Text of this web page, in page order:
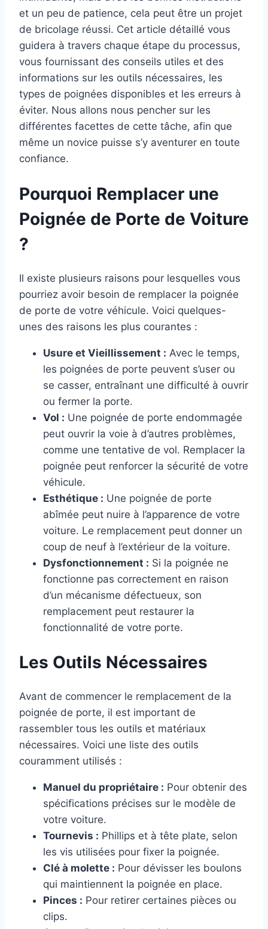
et un peu de patience, cela peut être un projet
de bricolage réussi. Cet article détaillé vous
guidera à travers chaque étape du processus,
vous fournissant des conseils utiles et des
informations sur les outils nécessaires, les
types de poignées disponibles et les erreurs à
éviter. Nous allons nous pencher sur les
différentes facettes de cette tâche, afin que
même un novice puisse s’y aventurer en toute
confiance.
Pourquoi Remplacer une
Poignée de Porte de Voiture
?
Il existe plusieurs raisons pour lesquelles vous
pourriez avoir besoin de remplacer la poignée
de porte de votre véhicule. Voici quelques-
unes des raisons les plus courantes :
Usure et Vieillissement : Avec le temps,
les poignées de porte peuvent s’user ou
se casser, entraînant une difficulté à ouvrir
ou fermer la porte.
Vol : Une poignée de porte endommagée
peut ouvrir la voie à d’autres problèmes,
comme une tentative de vol. Remplacer la
poignée peut renforcer la sécurité de votre
véhicule.
Esthétique : Une poignée de porte
abîmée peut nuire à l’apparence de votre
voiture. Le remplacement peut donner un
coup de neuf à l’extérieur de la voiture.
Dysfonctionnement : Si la poignée ne
fonctionne pas correctement en raison
d’un mécanisme défectueux, son
remplacement peut restaurer la
fonctionnalité de votre porte.
Les Outils Nécessaires
Avant de commencer le remplacement de la
poignée de porte, il est important de
rassembler tous les outils et matériaux
nécessaires. Voici une liste des outils
couramment utilisés :
Manuel du propriétaire : Pour obtenir des
spécifications précises sur le modèle de
votre voiture.
Tournevis : Phillips et à tête plate, selon
les vis utilisées pour fixer la poignée.
Clé à molette : Pour dévisser les boulons
qui maintiennent la poignée en place.
Pinces : Pour retirer certaines pièces ou
clips.